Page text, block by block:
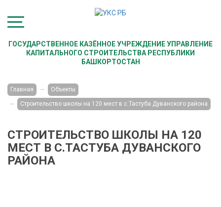
ГОСУДАРСТВЕННОЕ КАЗЁННОЕ УЧРЕЖДЕНИЕУПРАВЛЕНИЕ
КАПИТАЛЬНОГО СТРОИТЕЛЬСТВА РЕСПУБЛИКИ
БАШКОРТОСТАН
Главная Объекты
Строительство школы на 120 мест в с.Тастуба Дуванского района
СТРОИТЕЛЬСТВО ШКОЛЫ НА 120
МЕСТ В С.ТАСТУБА ДУВАНСКОГО
РАЙОНА